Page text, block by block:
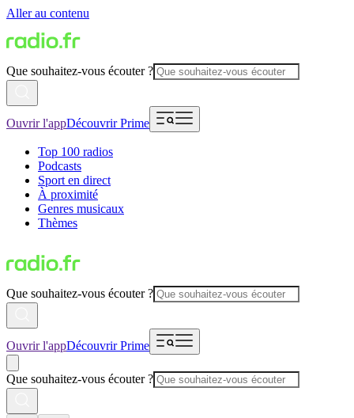
Aller au contenu
Que souhaitez-vous écouter ?
Ouvrir l'appDécouvrir Prime
Top 100 radios
Podcasts
Sport en direct
À proximité
Genres musicaux
Thèmes
Que souhaitez-vous écouter ?
Ouvrir l'appDécouvrir Prime
Que souhaitez-vous écouter ?